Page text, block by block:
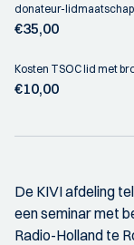
donateur-
€35,00
Kosten TSOC lid met
€10,00
De KIVI afdeling
een seminar met
Radio-Holland te